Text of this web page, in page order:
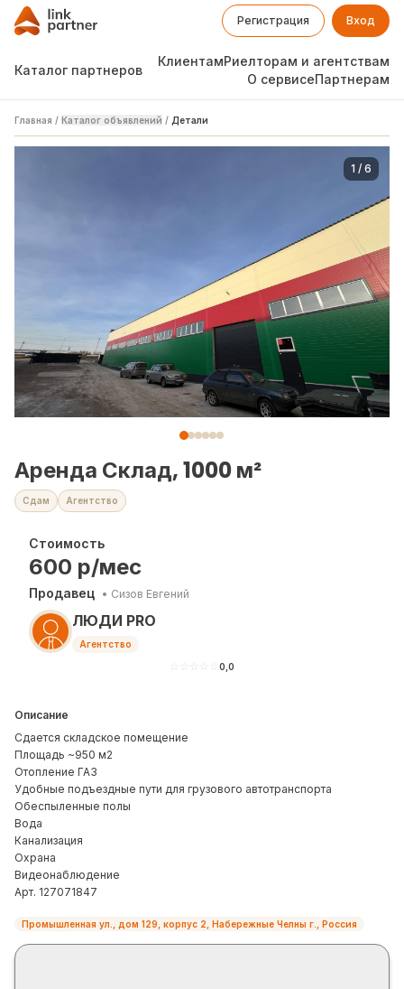
Регистрация Вход
Каталог партнеров
КлиентамРиелторам и агентствам
О сервисеПартнерам
Главная / Каталог объявлений / Детали
1 / 6
Аренда Склад, 1000 м²
Сдам Агентство
Стоимость
600 р/мес
Продавец • Сизов Евгений
ЛЮДИ PRO
Агентство
0,0
Описание
Сдается складское помещение
Площадь ~950 м2
Отопление ГАЗ
Удобные подъездные пути для грузового автотранспорта
Обеспыленные полы
Вода
Канализация
Охрана
Видеонаблюдение
Арт. 127071847
Промышленная ул., дом 129, корпус 2, Набережные Челны г., Россия